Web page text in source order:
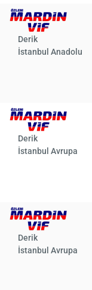
Derik
İstanbul Anadolu
Derik
İstanbul Avrupa
Derik
İstanbul Avrupa